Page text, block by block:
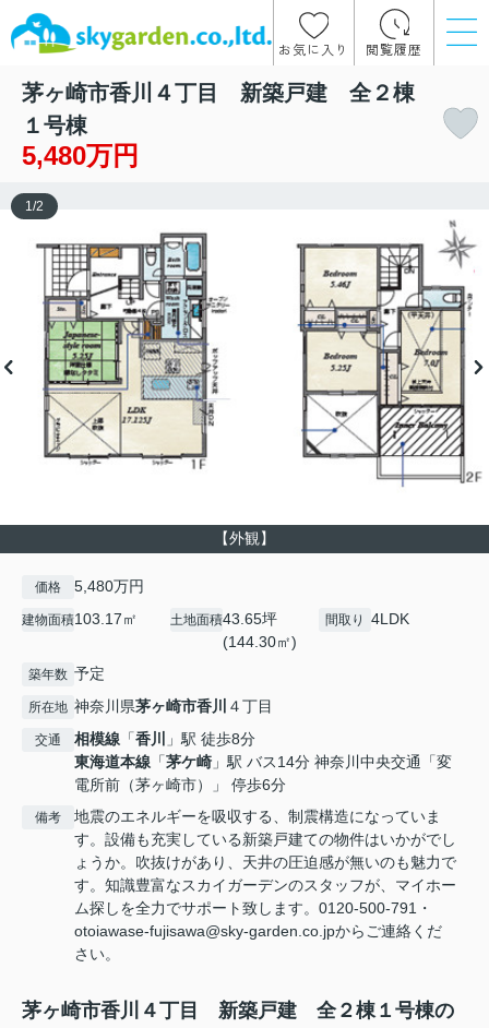
お気に入り 閲覧履歴
茅ヶ崎市香川４丁目 新築戸建 全２棟
１号棟
5,480万円
【外観】
1 /2
価格 5,480万円
建物面積103.17㎡ 土地面積43.65坪
(144.30㎡)
間取り 4LDK
築年数 予定
所在地 神奈川県茅ヶ崎市香川 ４丁目
交通 相模線 「香川
」駅 徒歩8分
東海道本線 「茅ケ崎 」駅 バス14分 神奈川中央交通「変
電所前（茅ヶ崎市）」 停歩6分
備考
地震のエネルギーを吸収する、制震構造になっていま
す。設備も充実している新築戸建ての物件はいかがでし
ょうか。吹抜けがあり、天井の圧迫感が無いのも魅力で
す。知識豊富なスカイガーデンのスタッフが、マイホー
ム探しを全力でサポート致します。0120-500-791・
otoiawase-fujisawa@sky-garden.co.jpからご連絡くだ
さい。
茅ヶ崎市香川４丁目 新築戸建 全２棟１号棟の